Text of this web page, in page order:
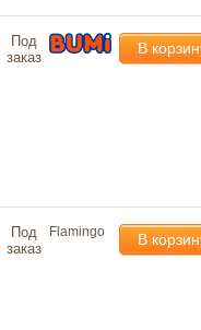
Под
заказ
В
Под
заказ
Flamingo В